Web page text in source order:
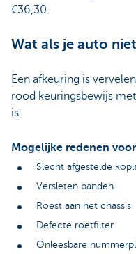
€36,30.
Wat als je auto
Een afkeuring is
rood keuringsbewijs
is.
Mogelijke redenen
Slecht afgestelde
Versleten banden
Roest aan het chassis
Defecte roetfilter
Onleesbare